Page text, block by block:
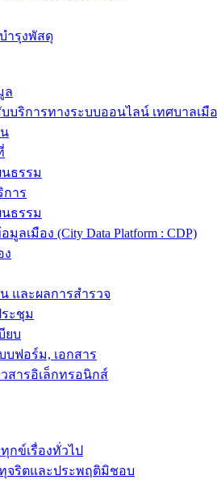
ำรุงพัสดุ
ล
บบริการทางระบบออนไลน์ เทศบาลเมื
ธรรม
การ
ธรรม
ลเมือง (City Data Platform : CDP)
ง
และผลการสำรวจ
ะชุม
ยบ
บฟอร์ม, เอกสาร
สารอิเล็กทรอนิกส์
กข์เรื่องทั่วไป
ทุจริตและประพฤติมิชอบ